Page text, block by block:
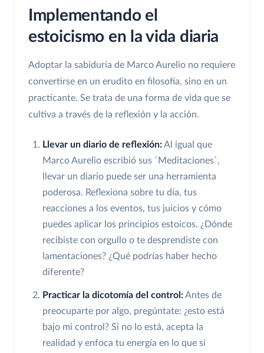
Implementando el
estoicismo en la vida diaria
Adoptar la sabiduría de Marco Aurelio no requiere
convertirse en un erudito en filosofía, sino en un
practicante. Se trata de una forma de vida que se
cultiva a través de la reflexión y la acción.
Llevar un diario de reflexión:Al igual que
Marco Aurelio escribió sus `Meditaciones`,
llevar un diario puede ser una herramienta
poderosa. Reflexiona sobre tu día, tus
reacciones a los eventos, tus juicios y cómo
puedes aplicar los principios estoicos. ¿Dónde
recibiste con orgullo o te desprendiste con
lamentaciones? ¿Qué podrías haber hecho
diferente?
Practicar la dicotomía del control:Antes de
preocuparte por algo, pregúntate: ¿esto está
bajo mi control? Si no lo está, acepta la
realidad y enfoca tu energía en lo que sí